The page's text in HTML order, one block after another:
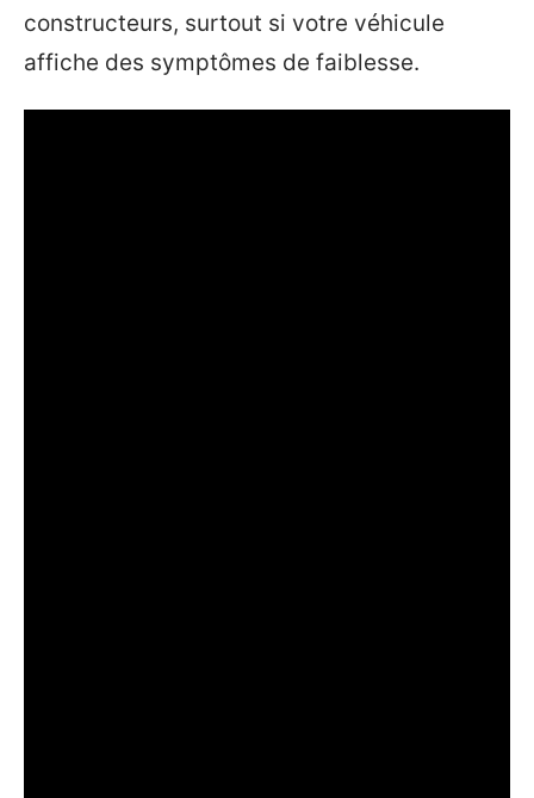
constructeurs, surtout si votre véhicule
affiche des symptômes de faiblesse.